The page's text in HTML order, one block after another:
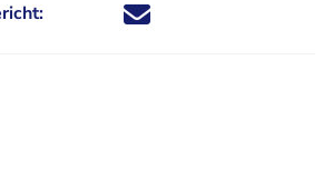
Deel dit nieuwsbericht via X -
Deel dit nieuwsbericht via
Deel dit nieuwsbericht
Deel dit